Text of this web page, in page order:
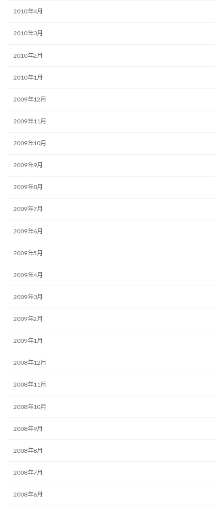
2010年4月
2010年3月
2010年2月
2010年1月
2009年12月
2009年11月
2009年10月
2009年9月
2009年8月
2009年7月
2009年6月
2009年5月
2009年4月
2009年3月
2009年2月
2009年1月
2008年12月
2008年11月
2008年10月
2008年9月
2008年8月
2008年7月
2008年6月